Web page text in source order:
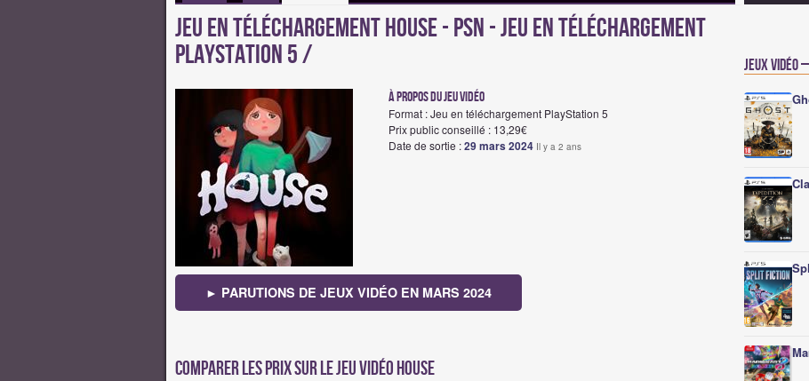
Jeu en téléchargement House - PSN - Jeu en téléchargement
PlayStation 5 /
à propos du jeu vidéo
Format : Jeu en téléchargement PlayStation 5
Prix public conseillé : 13,29€
Date de sortie :29 mars 2024 Il y a 2 ans
► PARUTIONS DE JEUX VIDÉO EN MARS 2024
Comparer les prix sur Le jeu vidéo House
Jeux vidéo